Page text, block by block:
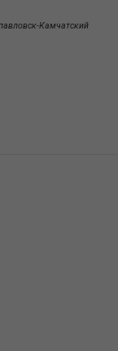
Камчатский